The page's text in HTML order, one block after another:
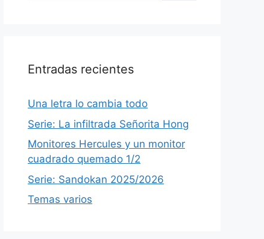
Entradas recientes
Una letra lo cambia todo
Serie: La infiltrada Señorita Hong
Monitores Hercules y un monitor
cuadrado quemado 1/2
Serie: Sandokan 2025/2026
Temas varios